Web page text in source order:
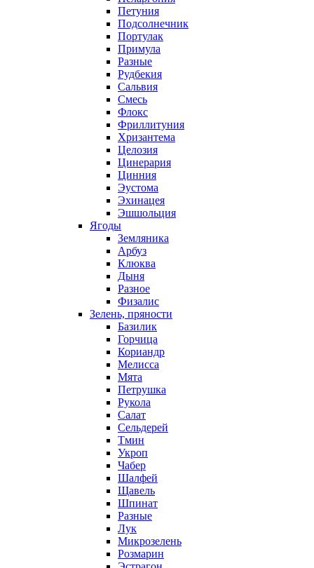
Петуния
Подсолнечник
Портулак
Примула
Разные
Рудбекия
Сальвия
Смесь
Флокс
Фриллитуния
Хризантема
Целозия
Цинерария
Цинния
Эустома
Эхинацея
Эшшольция
Ягоды
Земляника
Арбуз
Клюква
Дыня
Разное
Физалис
Зелень, пряности
Базилик
Горчица
Кориандр
Мелисса
Мята
Петрушка
Рукола
Салат
Сельдерей
Тмин
Укроп
Чабер
Шалфей
Щавель
Шпинат
Разные
Лук
Микрозелень
Розмарин